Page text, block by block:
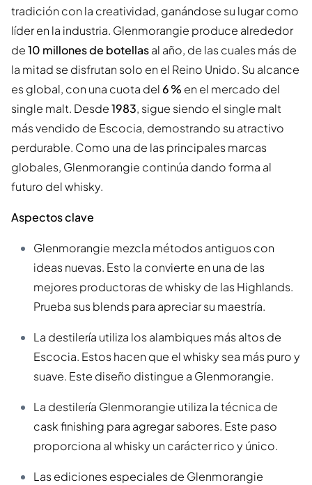
tradición con la creatividad, ganándose su lugar como
líder en la industria. Glenmorangie produce alrededor
de10 millones de botellasal año, de las cuales más de
la mitad se disfrutan solo en el Reino Unido. Su alcance
es global, con una cuota del 6 % en el mercado del
single malt. Desde1983, sigue siendo el single malt
más vendido de Escocia, demostrando su atractivo
perdurable. Como una de las principales marcas
globales, Glenmorangie continúa dando forma al
futuro del whisky.
Aspectos clave
Glenmorangie mezcla métodos antiguos con
ideas nuevas. Esto la convierte en una de las
mejores productoras de whisky de las Highlands.
Prueba sus blends para apreciar su maestría.
La destilería utiliza los alambiques más altos de
Escocia. Estos hacen que el whisky sea más puro y
suave. Este diseño distingue a Glenmorangie.
La destilería Glenmorangie utiliza la técnica de
cask finishing para agregar sabores. Este paso
proporciona al whisky un carácter rico y único.
Las ediciones especiales de Glenmorangie